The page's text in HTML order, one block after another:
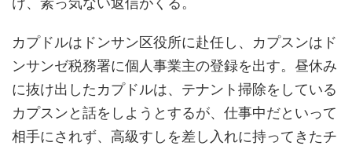
カプドルはドンサン区役所に赴任し、カプスンはド
ンサンゼ税務署に個人事業主の登録を出す。昼休み
に抜け出したカプドルは、テナント掃除をしている
カプスンと話をしようとするが、仕事中だといって
相手にされず、高級すしを差し入れに持ってきたチ